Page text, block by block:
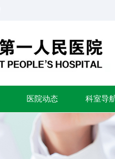
医院动态 科室导